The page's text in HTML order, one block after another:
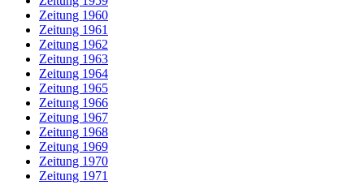
Zeitung 1960
Zeitung 1961
Zeitung 1962
Zeitung 1963
Zeitung 1964
Zeitung 1965
Zeitung 1966
Zeitung 1967
Zeitung 1968
Zeitung 1969
Zeitung 1970
Zeitung 1971